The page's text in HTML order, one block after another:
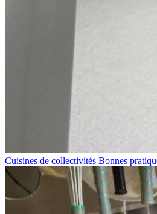
Cuisines de collectivités Bonnes